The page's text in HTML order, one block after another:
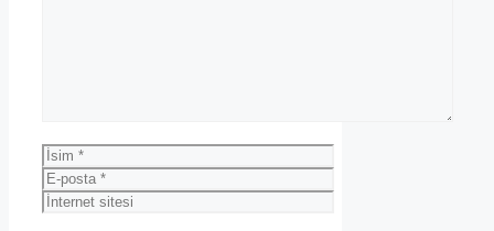
İsim
E-
posta
İnternet
sitesi